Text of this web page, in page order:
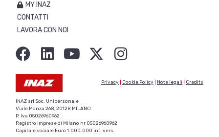
MY INAZ
CONTATTI
LAVORA CON NOI
Privacy Cookie Policy Note legali Credits
INAZ srl Soc. Unipersonale
Viale Monza 268, 20128 MILANO
P. Iva 05026960962
Registro Imprese di Milano nr 05026960962
Capitale sociale Euro 1.000.000 int. vers.